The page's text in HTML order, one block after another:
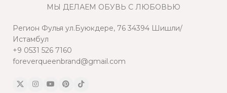
МЫ ДЕЛАЕМ ОБУВЬ С ЛЮБОВЬЮ
Регион Фулья ул.Буюкдере, 76 34394 Шишли/
Истамбул
+9 0531 526 7160
foreverqueenbrand@gmail.com